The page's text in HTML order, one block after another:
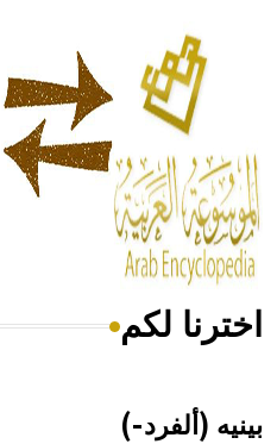
الحكم، الأدلة، تنظيم
له الفضل بأنه حرر الطب من
- هل تعلم أن المرجان إفراز
من مادة كربونات الكلسيوم،
أجود أنواعه، ويمتاز بكبر
هل تعلم أن الأبسيد كلمة
اخترنا لكم
بينيه (ألفرد-)